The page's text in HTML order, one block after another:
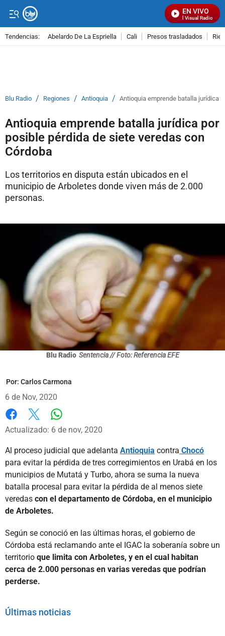
EN VIVO
Señal Visual Radio
Tendencias: Abelardo De La Espriella Cali Presos trasladados
Blu Radio / Regiones / Antioquia / Antioquia emprende batalla jurídica
Antioquia emprende batalla jurídica por
posible pérdida de siete veredas con
Córdoba
Los territorios en disputa están ubicados en el
municipio de Arboletes donde viven más de 2.000
personas.
Blu Radio Sentencia // Foto: Referencia EFE
Por: Carlos Carmona
6 de Nov, 2020
Facebook
X
Actualizado: 6 de nov, 2020
Al proceso judicial que adelanta Antioquia contra Chocó
para evitar la pérdida de tres corregimientos en Urabá en los
municipios de Mutatá y Turbo, ahora se suma la nueva
batalla procesal para evitar la pérdida de al menos siete
veredas con el departamento de Córdoba, en el municipio
de Arboletes.
Según se conoció en las últimas horas, el gobierno de
Córdoba está reclamando ante el IGAC la soberanía sobre un
territorio que limita con Arboletes, y en el cual habitan
cerca de 2.000 personas en varias veredas que podrían
perderse.
Últimas noticias